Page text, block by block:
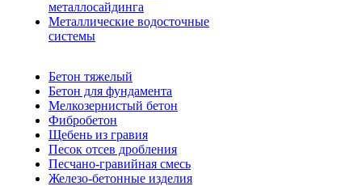
металлосайдинга
Металлические водосточные
системы
Бетон тяжелый
Бетон для фундамента
Мелкозернистый бетон
Фибробетон
Щебень из гравия
Песок отсев дробления
Песчано-гравийная смесь
Железо-бетонные изделия